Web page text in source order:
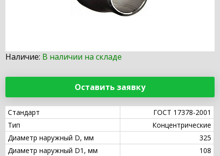
Наличие: В наличии на складе
Оставить заявку
Стандарт
ГОСТ 17378-2001
Тип
Концентрические
Диаметр наружный D, мм
325
Диаметр наружный D1, мм
108